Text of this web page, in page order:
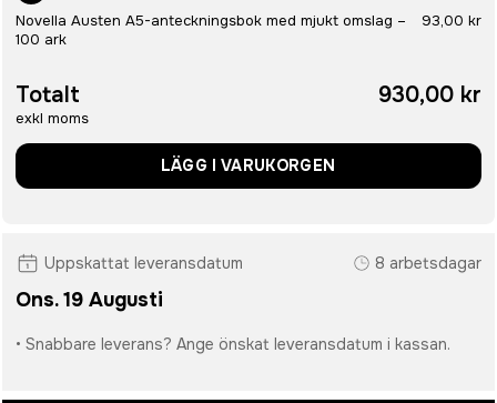
Novella Austen A5-anteckningsbok med mjukt omslag –
100 ark
93,00 kr
Totalt
exkl moms
930,00 kr
LÄGG I VARUKORGEN
Uppskattat leveransdatum 8 arbetsdagar
Ons. 19 Augusti
• Snabbare leverans? Ange önskat leveransdatum i kassan.